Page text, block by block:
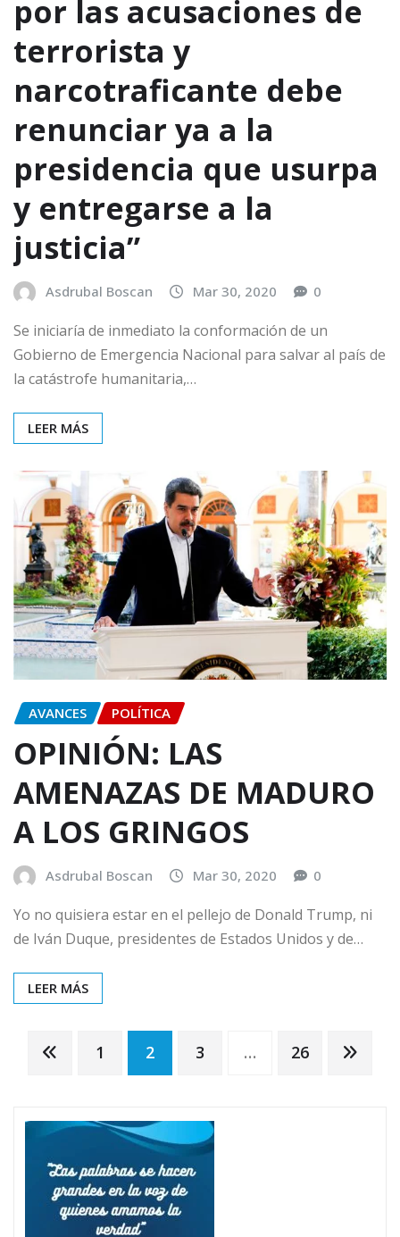
por las acusaciones de
terrorista y
narcotraficante debe
renunciar ya a la
presidencia que usurpa
y entregarse a la
justicia”
Asdrubal Boscan Mar 30, 2020 0
Se iniciaría de inmediato la conformación de un
Gobierno de Emergencia Nacional para salvar al país de
la catástrofe humanitaria,…
LEER MÁS
AVANCES POLÍTICA
OPINIÓN: LAS
AMENAZAS DE MADURO
A LOS GRINGOS
Asdrubal Boscan Mar 30, 2020 0
Yo no quisiera estar en el pellejo de Donald Trump, ni
de Iván Duque, presidentes de Estados Unidos y de…
LEER MÁS
Navegación
de
entradas
1 2 3 … 26